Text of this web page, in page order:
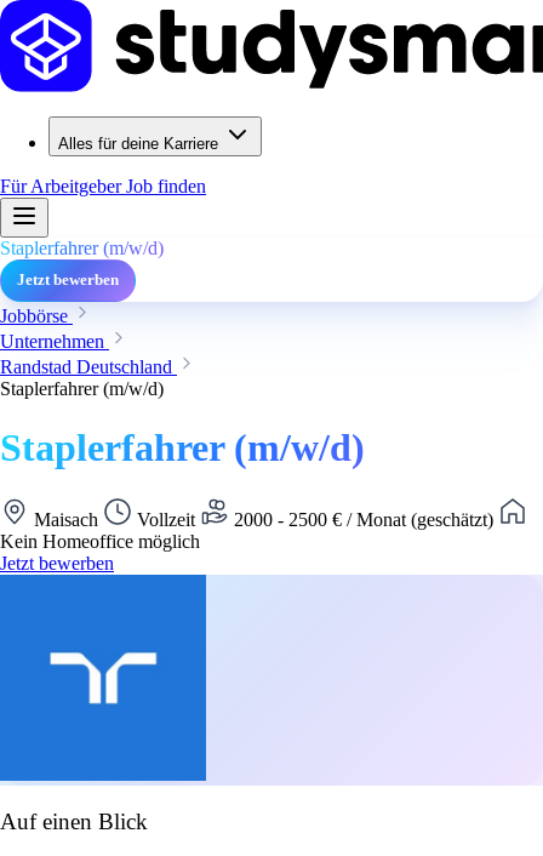
Alles für deine Karriere
Für ArbeitgeberJob finden
Staplerfahrer (m/w/d)
Jetzt bewerben
Jobbörse
Unternehmen
Randstad Deutschland
Staplerfahrer (m/w/d)
Staplerfahrer (m/w/d)
Maisach Vollzeit
2000 - 2500 € / Monat (geschätzt)
Kein Homeoffice möglich
Jetzt bewerben
Auf einen Blick